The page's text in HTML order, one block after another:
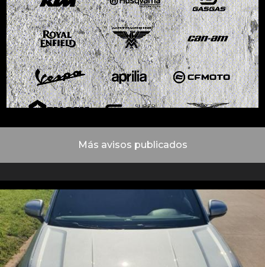
Más avisos publicados